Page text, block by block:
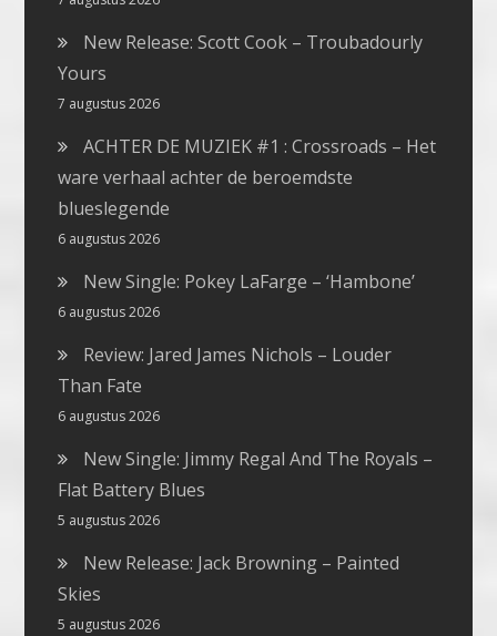
New Release: Scott Cook – Troubadourly
Yours
7 augustus 2026
ACHTER DE MUZIEK #1 : Crossroads – Het
ware verhaal achter de beroemdste
blueslegende
6 augustus 2026
New Single: Pokey LaFarge – ‘Hambone’
6 augustus 2026
Review: Jared James Nichols – Louder
Than Fate
6 augustus 2026
New Single: Jimmy Regal And The Royals –
Flat Battery Blues
5 augustus 2026
New Release: Jack Browning – Painted
Skies
5 augustus 2026